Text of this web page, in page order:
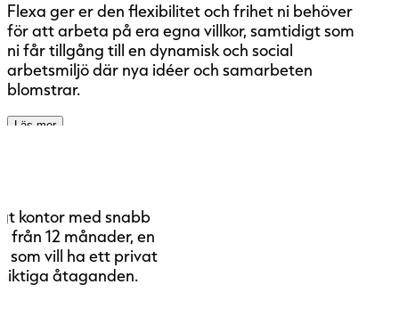
Flexa ger er den flexibilitet och frihet ni behöver
för att arbeta på era egna villkor, samtidigt som
ni får tillgång till en dynamisk och social
arbetsmiljö där nya idéer och samarbeten
blomstrar.
Läs mer
kontor med snabb
12 månader, en
som vill ha ett privat
åtaganden.